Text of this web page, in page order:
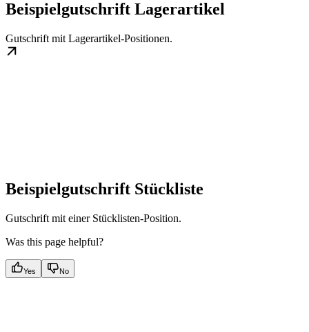
Beispielgutschrift Lagerartikel
Gutschrift mit Lagerartikel-Positionen.
Beispielgutschrift Stückliste
Gutschrift mit einer Stücklisten-Position.
Was this page helpful?
Yes No